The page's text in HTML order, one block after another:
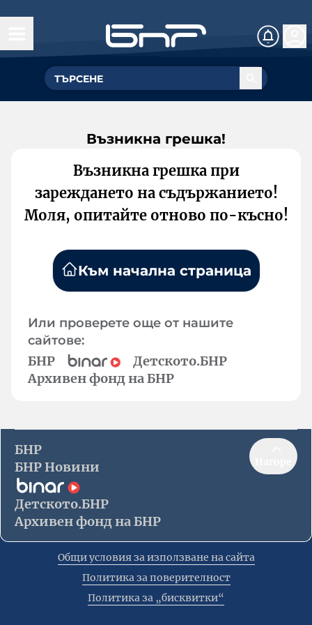
Възникна грешка!
Възникна грешка при
зареждането на съдържанието!
Моля, опитайте отново по-късно!
Към начална страница
Или проверете още от нашите
сайтове:
БНР
Детското.БНР
Архивен фонд на БНР
БНР
БНР Новини
Детското.БНР
Архивен фонд на БНР
Общи условия за използване на сайта
Политика за поверителност
Политика за „бисквитки“